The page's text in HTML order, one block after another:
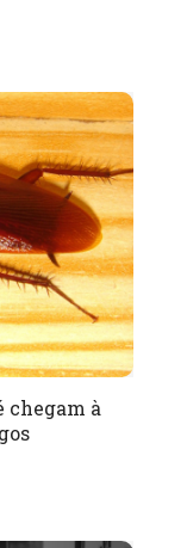
chegam à